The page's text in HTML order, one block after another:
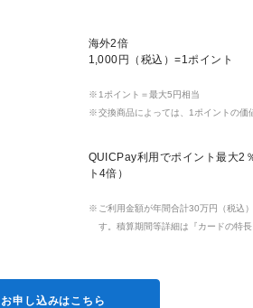
海外2倍
1,000円（税込）=1ポイント
1ポイント＝最大5円相当
交換商品によっては、1ポイントの価
QUICPay利用でポイント最大2
ト4倍）
ご利用金額が年間合計30万円（税込
す。積算期間等詳細は『カードの特長
お申し込みはこちら